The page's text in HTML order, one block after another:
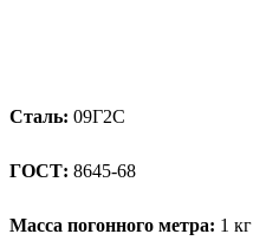
Сталь: 09Г2С
ГОСТ: 8645-68
Масса погонного метра: 1 кг